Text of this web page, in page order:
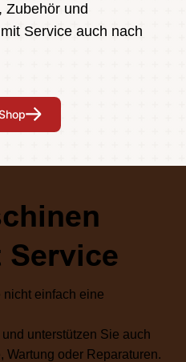
Zubehör und
Service auch nach
Service
nicht einfach eine
unterstützen Sie auch
Wartung oder Reparaturen.